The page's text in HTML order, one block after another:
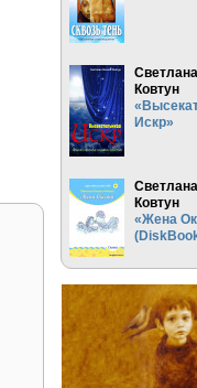
Ковтун
Искр»
Ковтун
«Жена